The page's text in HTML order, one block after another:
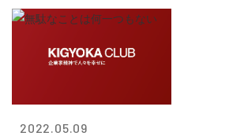
2022.05.09